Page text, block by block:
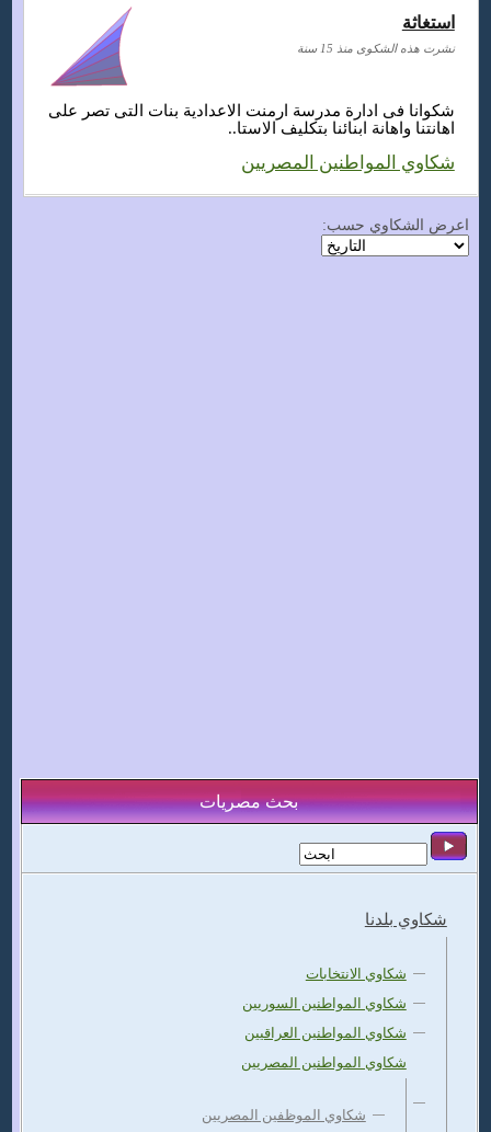
شكوانا فى ادارة مدرسة ارمنت الاعدادية بنات التى تصر على
اهانتنا واهانة ابنائنا بتكليف الاستا..
شكاوي المواطنين المصريين
استغاثة
نشرت هذه الشكوى منذ 15 سنة
اعرض الشكاوي حسب:
بحث مصريات
شكاوي بلدنا
شكاوي الانتخابات
شكاوي المواطنين السوريين
شكاوي المواطنين العراقيين
شكاوي المواطنين المصريين
شكاوي الموظفين المصريين